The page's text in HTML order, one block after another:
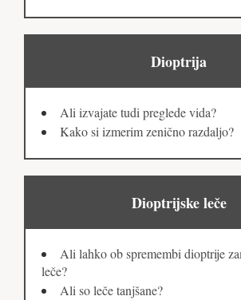
Dioptrija
Ali izvajate tudi preglede vida?
Kako si izmerim zenično razdaljo?
Dioptrijske leče
Ali lahko ob spremembi dioptrije
leče?
Ali so leče tanjšane?